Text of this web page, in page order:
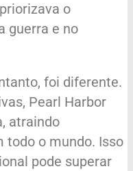
o
guerra e no
foi diferente.
Pearl Harbor
atraindo
todo o mundo. Isso
pode superar